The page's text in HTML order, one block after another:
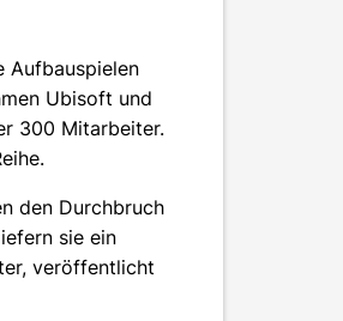
Aufbauspielen
Ubisoft und
300 Mitarbeiter.
den Durchbruch
sie ein
veröffentlicht